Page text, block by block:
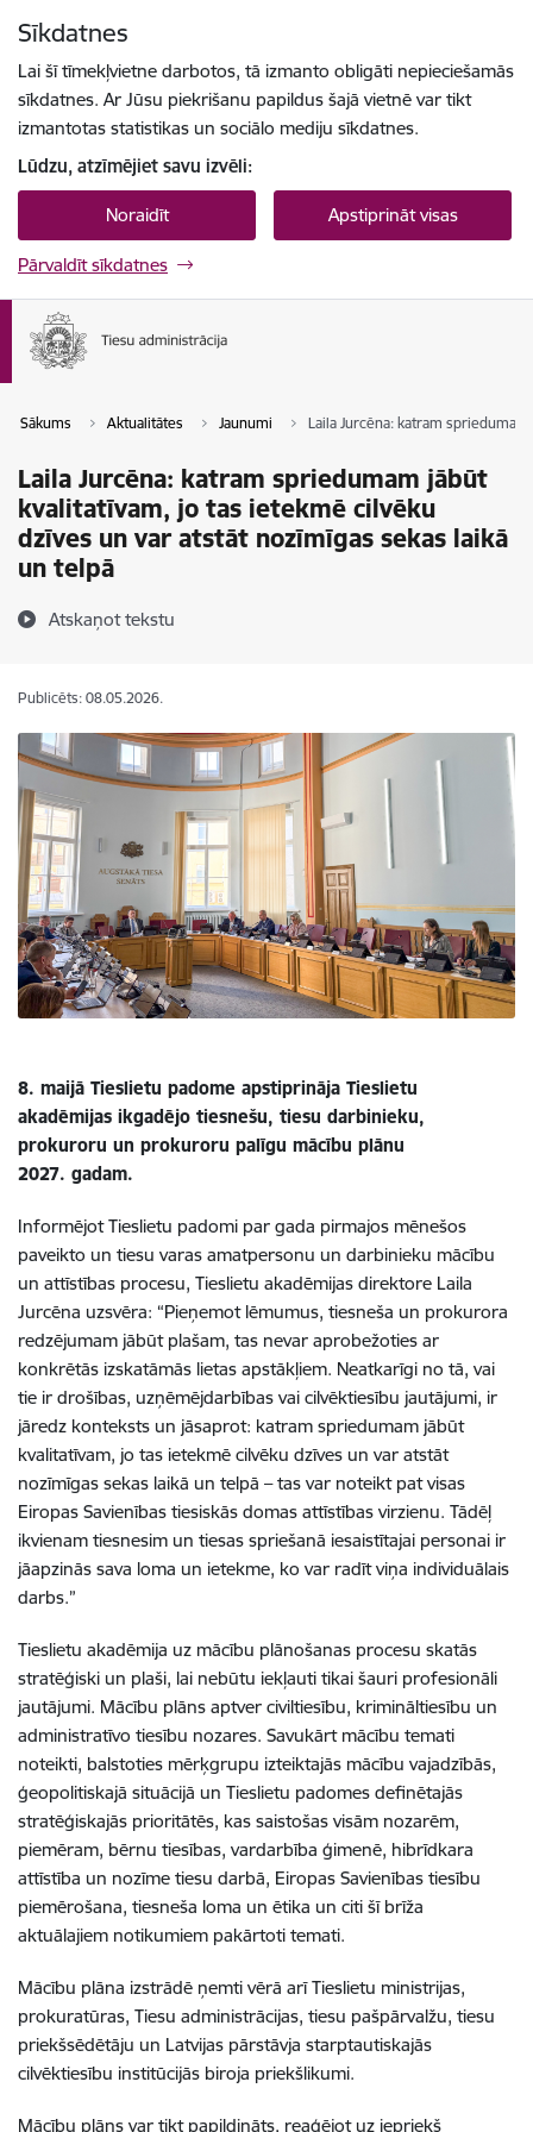
Sīkdatnes
Lai šī tīmekļvietne darbotos, tā izmanto obligāti nepieciešamās
sīkdatnes. Ar Jūsu piekrišanu papildus šajā vietnē var tikt
izmantotas statistikas un sociālo mediju sīkdatnes.
Lūdzu, atzīmējiet savu izvēli:
Noraidīt Apstiprināt visas
Pārvaldīt sīkdatnes
Sākums Aktualitātes Jaunumi Laila Jurcēna: katram
Laila Jurcēna: katram spriedumam jābūt
kvalitatīvam, jo tas ietekmē cilvēku
dzīves un var atstāt nozīmīgas sekas laikā
un telpā
Atskaņot tekstu
Publicēts: 08.05.2026.
8. maijā Tieslietu padome apstiprināja Tieslietu
akadēmijas ikgadējo tiesnešu, tiesu darbinieku,
prokuroru un prokuroru palīgu mācību plānu
2027. gadam.
Informējot Tieslietu padomi par gada pirmajos mēnešos
paveikto un tiesu varas amatpersonu un darbinieku mācību
un attīstības procesu, Tieslietu akadēmijas direktore Laila
Jurcēna uzsvēra: “Pieņemot lēmumus, tiesneša un prokurora
redzējumam jābūt plašam, tas nevar aprobežoties ar
konkrētās izskatāmās lietas apstākļiem. Neatkarīgi no tā, vai
tie ir drošības, uzņēmējdarbības vai cilvēktiesību jautājumi, ir
jāredz konteksts un jāsaprot: katram spriedumam jābūt
kvalitatīvam, jo tas ietekmē cilvēku dzīves un var atstāt
nozīmīgas sekas laikā un telpā – tas var noteikt pat visas
Eiropas Savienības tiesiskās domas attīstības virzienu. Tādēļ
ikvienam tiesnesim un tiesas spriešanā iesaistītajai personai ir
jāapzinās sava loma un ietekme, ko var radīt viņa individuālais
darbs.”
Tieslietu akadēmija uz mācību plānošanas procesu skatās
stratēģiski un plaši, lai nebūtu iekļauti tikai šauri profesionāli
jautājumi. Mācību plāns aptver civiltiesību, krimināltiesību un
administratīvo tiesību nozares. Savukārt mācību temati
noteikti, balstoties mērķgrupu izteiktajās mācību vajadzībās,
ģeopolitiskajā situācijā un Tieslietu padomes definētajās
stratēģiskajās prioritātēs, kas saistošas visām nozarēm,
piemēram, bērnu tiesības, vardarbība ģimenē, hibrīdkara
attīstība un nozīme tiesu darbā, Eiropas Savienības tiesību
piemērošana, tiesneša loma un ētika un citi šī brīža
aktuālajiem notikumiem pakārtoti temati.
Mācību plāna izstrādē ņemti vērā arī Tieslietu ministrijas,
prokuratūras, Tiesu administrācijas, tiesu pašpārvalžu, tiesu
priekšsēdētāju un Latvijas pārstāvja starptautiskajās
cilvēktiesību institūcijās biroja priekšlikumi.
Mācību plāns var tikt papildināts, reaģējot uz iepriekš